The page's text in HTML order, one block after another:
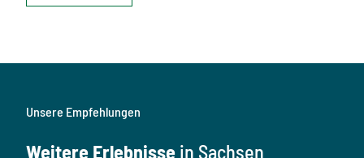
Unsere Empfehlungen
Weitere Erlebnisse in Sachsen